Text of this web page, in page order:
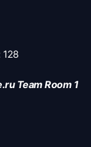
Team Room 1